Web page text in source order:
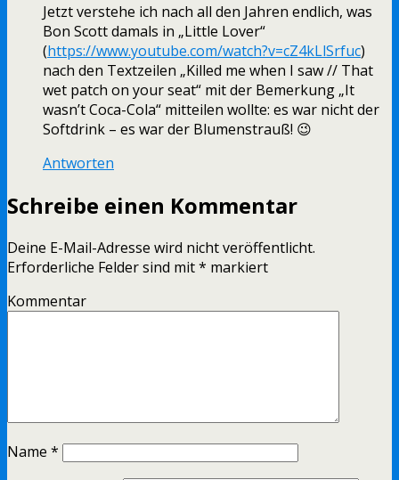
Jetzt verstehe ich nach all den Jahren endlich, was
Bon Scott damals in „Little Lover“
(https://www.youtube.com/watch?v=cZ4kLlSrfuc)
nach den Textzeilen „Killed me when I saw // That
wet patch on your seat“ mit der Bemerkung „It
wasn’t Coca-Cola“ mitteilen wollte: es war nicht der
Softdrink – es war der Blumenstrauß! 😉
Antworten
Schreibe einen Kommentar
Deine E-Mail-Adresse wird nicht veröffentlicht.
Erforderliche Felder sind mit* markiert
Kommentar
Name *